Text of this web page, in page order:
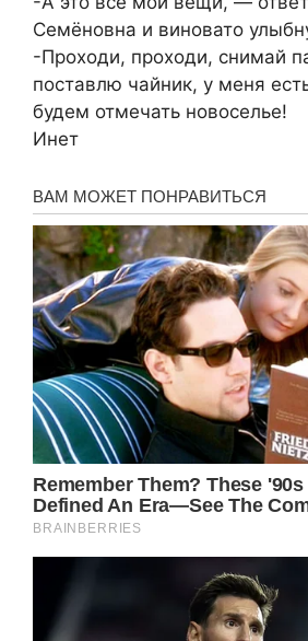
Семёновна и виновато
-Проходи, проходи, снимай
поставлю чайник, у меня
будем отмечать новоселье!
Инет